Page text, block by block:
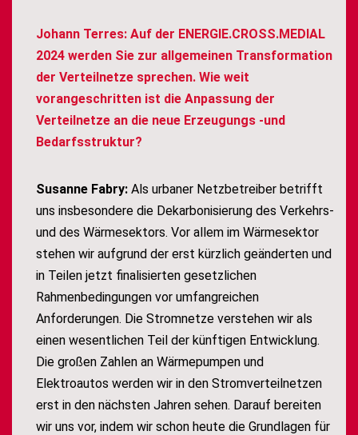
Johann Terres: Auf der ENERGIE.CROSS.MEDIAL
2024 werden Sie zur allgemeinen Transformation
der Verteilnetze sprechen. Wie weit
vorangeschritten ist die Anpassung der
Verteilnetze an die neue Erzeugungs -und
Bedarfsstruktur?
Susanne Fabry: Als urbaner Netzbetreiber betrifft
uns insbesondere die Dekarbonisierung des Verkehrs-
und des Wärmesektors. Vor allem im Wärmesektor
stehen wir aufgrund der erst kürzlich geänderten und
in Teilen jetzt finalisierten gesetzlichen
Rahmenbedingungen vor umfangreichen
Anforderungen. Die Stromnetze verstehen wir als
einen wesentlichen Teil der künftigen Entwicklung.
Die großen Zahlen an Wärmepumpen und
Elektroautos werden wir in den Stromverteilnetzen
erst in den nächsten Jahren sehen. Darauf bereiten
wir uns vor, indem wir schon heute die Grundlagen für